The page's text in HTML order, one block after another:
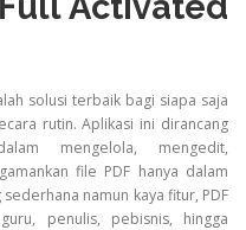
solusi terbaik bagi siapa saja
rutin. Aplikasi ini dirancang
mengelola, mengedit,
file PDF hanya dalam
namun kaya fitur, PDF
penulis, pebisnis, hingga